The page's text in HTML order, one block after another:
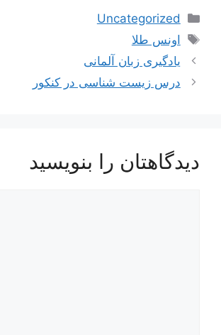
دسته‌ها
Uncategorized
برچسب‌ها
اونس طلا
یادگیری زبان آلمانی
درس زیست شناسی در کنکور
دیدگاهتان را بنویسید